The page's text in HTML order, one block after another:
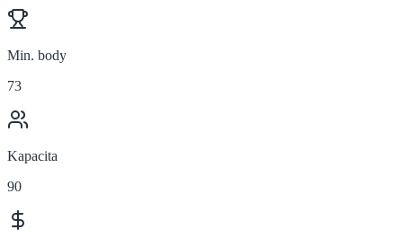
Min. body
73
Kapacita
90